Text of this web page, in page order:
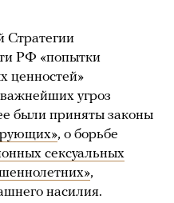
Стратегии
РФ «попытки
ценностей»
угроз
были приняты законы
, о борьбе
сексуальных
,
насилия.